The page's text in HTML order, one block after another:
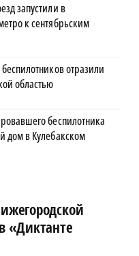
запустили в
к сентябрьским
отразили
областью
беспилотника
дом в Кулебакском
«Диктанте